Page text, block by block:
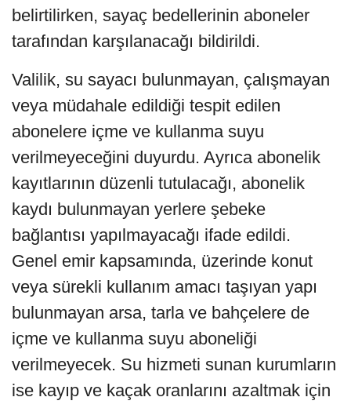
belirtilirken, sayaç bedellerinin aboneler
tarafından karşılanacağı bildirildi.
Valilik, su sayacı bulunmayan, çalışmayan
veya müdahale edildiği tespit edilen
abonelere içme ve kullanma suyu
verilmeyeceğini duyurdu. Ayrıca abonelik
kayıtlarının düzenli tutulacağı, abonelik
kaydı bulunmayan yerlere şebeke
bağlantısı yapılmayacağı ifade edildi.
Genel emir kapsamında, üzerinde konut
veya sürekli kullanım amacı taşıyan yapı
bulunmayan arsa, tarla ve bahçelere de
içme ve kullanma suyu aboneliği
verilmeyecek. Su hizmeti sunan kurumların
ise kayıp ve kaçak oranlarını azaltmak için